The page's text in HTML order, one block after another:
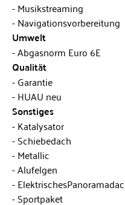
Musikstreaming
Navigationsvorbereitung
Umwelt
Abgasnorm Euro 6E
Qualität
Garantie
HUAU neu
Sonstiges
Katalysator
Schiebedach
Metallic
Alufelgen
Sportpaket